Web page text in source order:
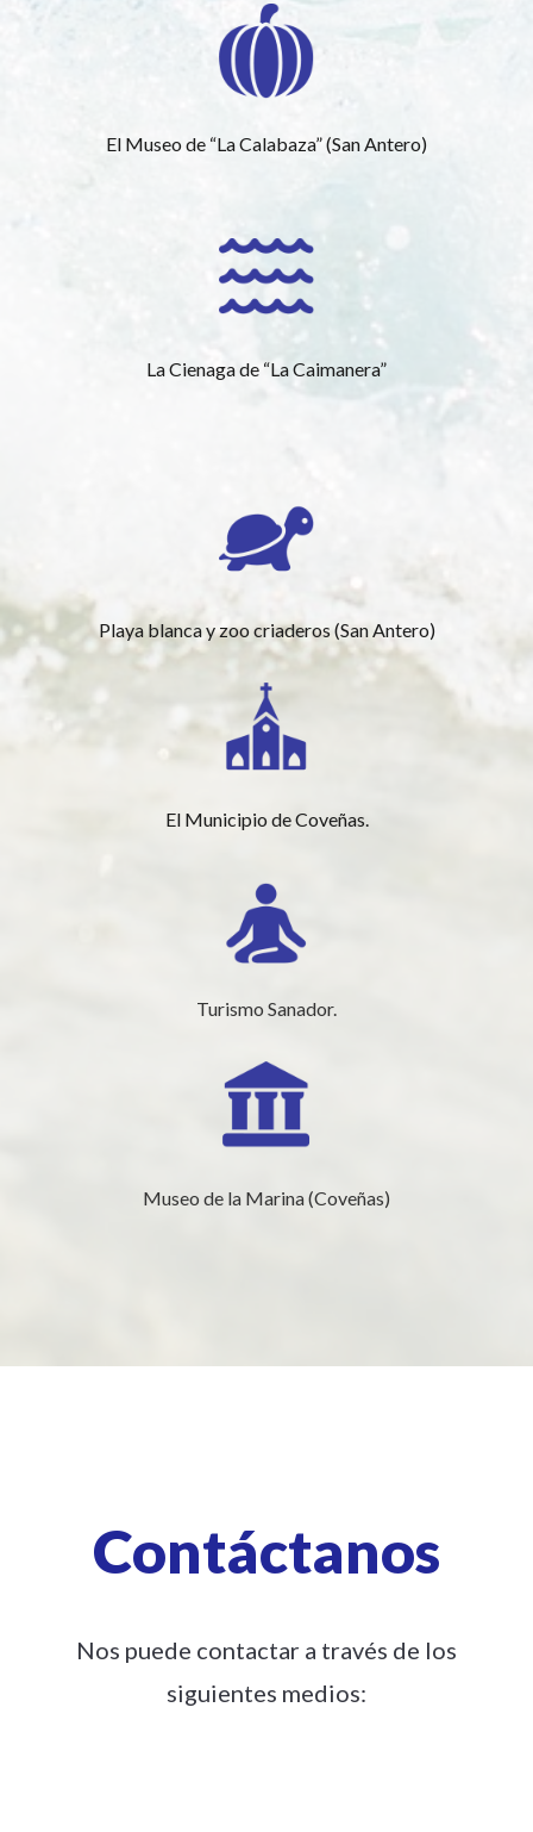
El Museo de “La Calabaza” (San Antero)
La Cienaga de “La Caimanera”
Playa blanca y zoo criaderos (San Antero)
El Municipio de Coveñas.
Turismo Sanador.
Museo de la Marina (Coveñas)
Contáctanos
Nos puede contactar a través de los
siguientes medios: